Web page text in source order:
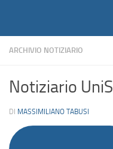
ARCHIVIO NOTIZIARIO
Notiziario
DI MASSIMILIANO TABUSI